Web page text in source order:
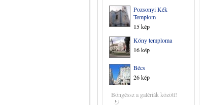
Pozsonyi Kék
Templom
15 kép
Kóny temploma
16 kép
Bécs
26 kép
Böngéssz a galériák között!